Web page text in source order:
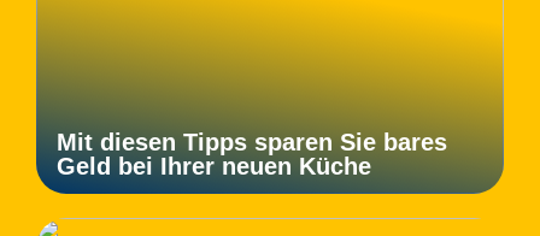
Mit diesen Tipps sparen Sie bares
Geld bei Ihrer neuen Küche